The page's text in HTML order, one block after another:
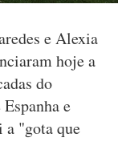
e Alexia
hoje a
do
e
a "gota que